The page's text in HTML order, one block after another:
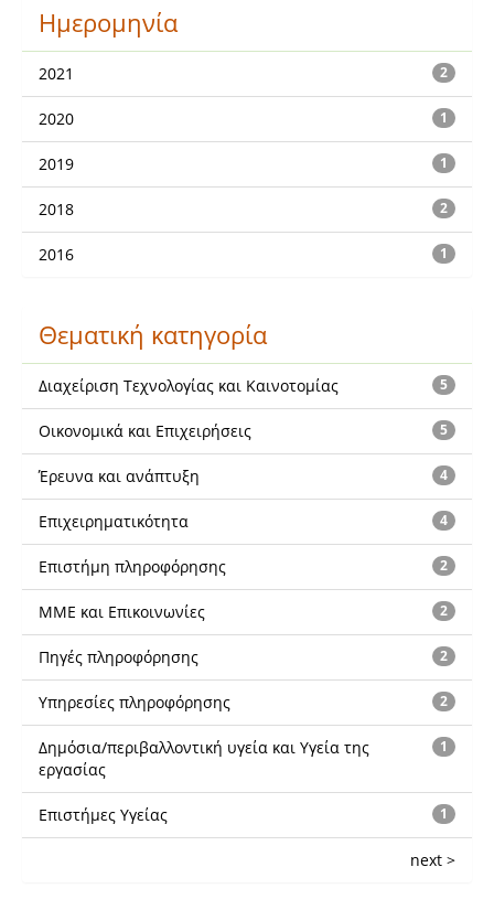
Ημερομηνία
2
2021
1
2020
1
2019
2
2018
1
2016
Θεματική κατηγορία
5
Διαχείριση Τεχνολογίας και Καινοτομίας
5
Οικονομικά και Επιχειρήσεις
4
Έρευνα και ανάπτυξη
4
Επιχειρηματικότητα
2
Επιστήμη πληροφόρησης
2
ΜΜΕ και Επικοινωνίες
2
Πηγές πληροφόρησης
2
Υπηρεσίες πληροφόρησης
1
Δημόσια/περιβαλλοντική υγεία και Υγεία της
εργασίας
1
Επιστήμες Υγείας
next >